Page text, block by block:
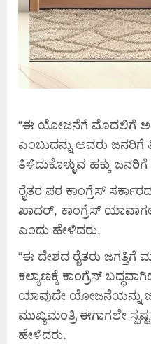
“ಈ ಯೋಜನೆಗೆ ಮೊದಲಿಗೆ
ಎಂಬುದನ್ನು ಅವರು ಜನರಿಗೆ
ತಿಳಿದುಕೊಳ್ಳುವ ಹಕ್ಕು
ರೈತರ ಪರ ಕಾಂಗ್ರೆಸ್
ಖಾದರ್, ಕಾಂಗ್ರೆಸ್
ಎಂದು ಹೇಳಿದರು.
“ಈ ದೇಶದ ರೈತರು
ಕಲ್ಯಾಣಕ್ಕೆ ಕಾಂಗ್ರೆಸ್
ಯಾವುದೇ ಯೋಜನೆಯನ್ನು
ಮುಖ್ಯಮಂತ್ರಿ ಈಗಾಗಲೇ
ಹೇಳಿದರು.